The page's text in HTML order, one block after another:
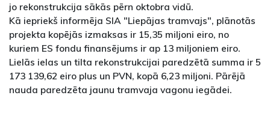
jo rekonstrukcija sākās pērn oktobra vidū.
Kā iepriekš informēja SIA "Liepājas tramvajs", plānotās
projekta kopējās izmaksas ir 15,35 miljoni eiro, no
kuriem ES fondu finansējums ir ap 13 miljoniem eiro.
Lielās ielas un tilta rekonstrukcijai paredzētā summa ir 5
173 139,62 eiro plus un PVN, kopā 6,23 miljoni. Pārējā
nauda paredzēta jaunu tramvaja vagonu iegādei.